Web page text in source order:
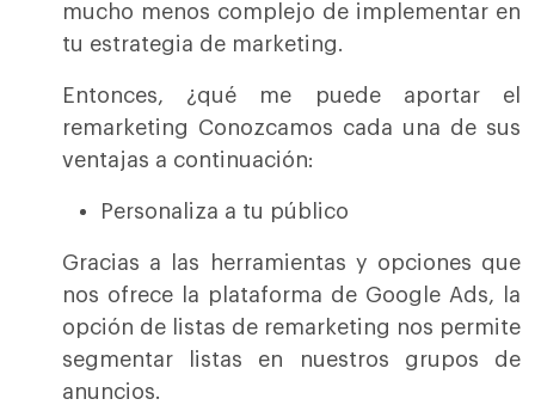
mucho menos complejo de implementar en
tu estrategia de marketing.
Entonces, ¿qué me puede aportar el
remarketing Conozcamos cada una de sus
ventajas a continuación:
Personaliza a tu público
Gracias a las herramientas y opciones que
nos ofrece la plataforma de Google Ads, la
opción de listas de remarketing nos permite
segmentar listas en nuestros grupos de
anuncios.